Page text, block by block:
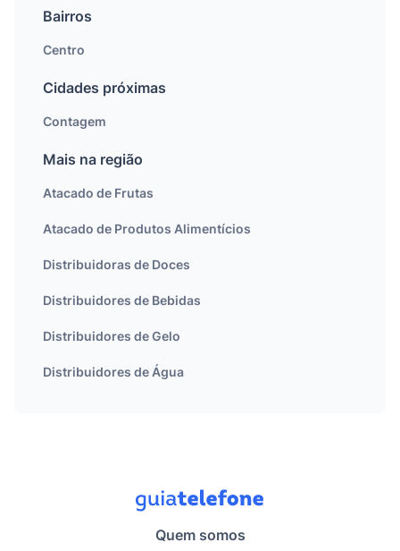
Bairros
Centro
Cidades próximas
Contagem
Mais na região
Atacado de Frutas
Atacado de Produtos Alimentícios
Distribuidoras de Doces
Distribuidores de Bebidas
Distribuidores de Gelo
Distribuidores de Água
Quem somos